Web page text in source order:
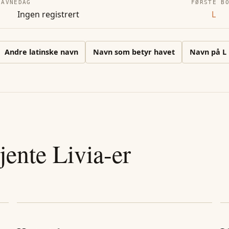
Ingen registrert
FØRSTE
L
Andre latinske navn Navn som betyr havet Navn på L
Livia-er